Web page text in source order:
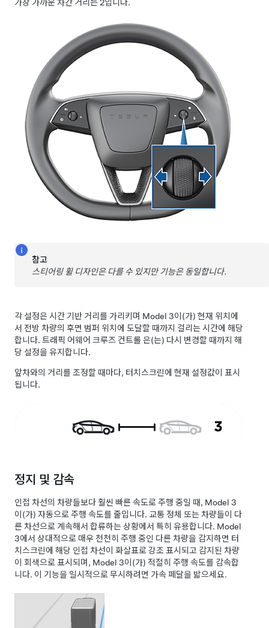
가장 가까운 차간 거리는 2입니다.
참고
스티어링 휠 디자인은 다를 수 있지만 기능은 동일합니다.
각 설정은 시간 기반 거리를 가리키며 Model 3이(가) 현재 위치에
서 전방 차량의 후면 범퍼 위치에 도달할 때까지 걸리는 시간에 해당
합니다. 트래픽 어웨어 크루즈 컨트롤은(는) 다시 변경할 때까지 해
당 설정을 유지합니다.
앞차와의 거리를 조정할 때마다, 터치스크린에 현재 설정값이 표시
됩니다.
정지 및 감속
인접 차선의 차량들보다 훨씬 빠른 속도로 주행 중일 때, Model 3
이(가) 자동으로 주행 속도를 줄입니다. 교통 정체 또는 차량들이 다
른 차선으로 계속해서 합류하는 상황에서 특히 유용합니다. Model
3에서 상대적으로 매우 천천히 주행 중인 다른 차량을 감지하면 터
치스크린에 해당 인접 차선이 화살표로 강조 표시되고 감지된 차량
이 회색으로 표시되며, Model 3이(가) 적절히 주행 속도를 감속합
니다. 이 기능을 일시적으로 무시하려면 가속 페달을 밟으세요.